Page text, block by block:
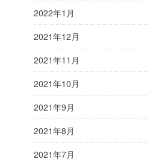
2022年1月
2021年12月
2021年11月
2021年10月
2021年9月
2021年8月
2021年7月